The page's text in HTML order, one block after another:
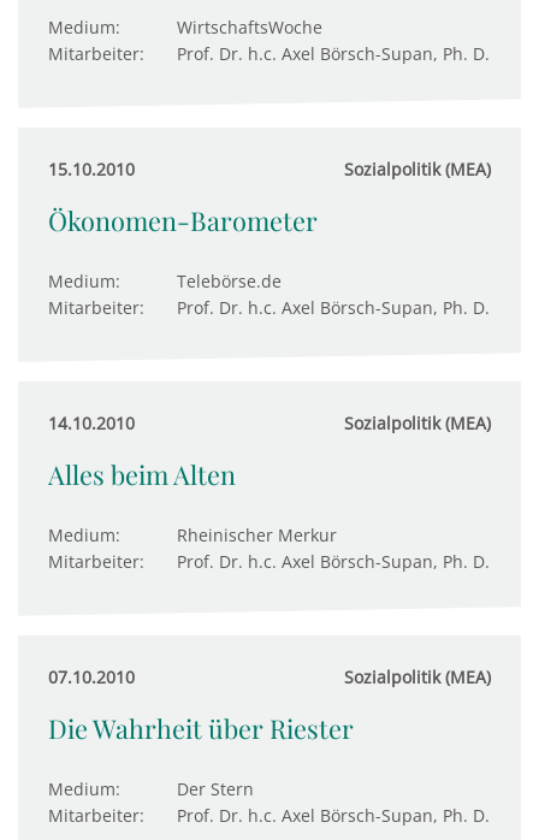
Medium:
WirtschaftsWoche
Mitarbeiter:
Prof. Dr. h.c. Axel Börsch-Supan, Ph. D.
15.10.2010 Sozialpolitik (MEA)
Ökonomen-Barometer
Medium:
Telebörse.de
Mitarbeiter:
Prof. Dr. h.c. Axel Börsch-Supan, Ph. D.
14.10.2010 Sozialpolitik (MEA)
Alles beim Alten
Medium:
Rheinischer Merkur
Mitarbeiter:
Prof. Dr. h.c. Axel Börsch-Supan, Ph. D.
07.10.2010 Sozialpolitik (MEA)
Die Wahrheit über Riester
Medium:
Der Stern
Mitarbeiter:
Prof. Dr. h.c. Axel Börsch-Supan, Ph. D.